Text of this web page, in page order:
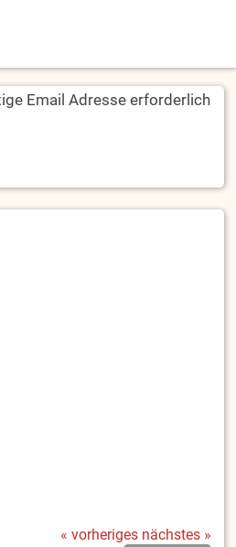
Email Adresse erforderlich
« vorheriges nächstes »